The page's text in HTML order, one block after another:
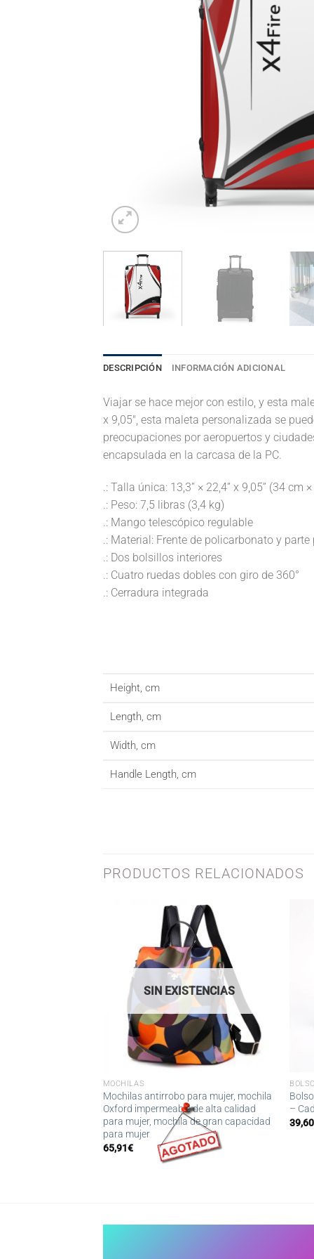
DESCRIPCIÓN INFORMACIÓN ADICIONAL
Viajar se hace mejor con estilo, y esta
x 9,05″, esta maleta personalizada se
preocupaciones por aeropuertos y
encapsulada en la carcasa de la PC.
.: Talla única: 13,3” × 22,4” x 9,05” (34 cm
.: Peso: 7,5 libras (3,4 kg)
.: Mango telescópico regulable
.: Material: Frente de policarbonato y
.: Dos bolsillos interiores
.: Cuatro ruedas dobles con giro de 360°
.: Cerradura integrada
Height, cm
Length, cm
Width, cm
Handle Length, cm
PRODUCTOS RELACIONADOS
SIN EXISTENCIAS
MOCHILAS
Mochilas antirrobo para mujer, mochila
Oxford impermeable de alta calidad
para mujer, mochila de gran capacidad
para mujer
65,91€
–
39,60